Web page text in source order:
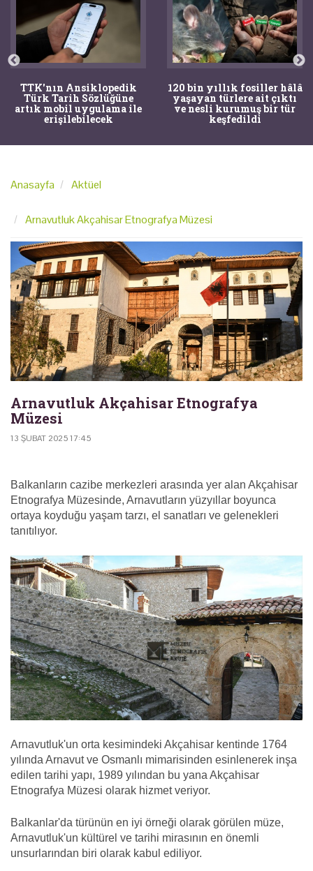
TTK'nın Ansiklopedik
Türk Tarih Sözlüğüne
artık mobil uygulama ile
erişilebilecek
120 bin yıllık fosiller hâlâ
yaşayan türlere ait çıktı
ve nesli kurumuş bir tür
keşfedildi
Anasayfa Aktüel
Arnavutluk Akçahisar Etnografya Müzesi
Arnavutluk Akçahisar Etnografya
Müzesi
13 ŞUBAT 2025 17:45
Balkanların cazibe merkezleri arasında yer alan Akçahisar
Etnografya Müzesinde, Arnavutların yüzyıllar boyunca
ortaya koyduğu yaşam tarzı, el sanatları ve gelenekleri
tanıtılıyor.
Arnavutluk'un orta kesimindeki Akçahisar kentinde 1764
yılında Arnavut ve Osmanlı mimarisinden esinlenerek inşa
edilen tarihi yapı, 1989 yılından bu yana Akçahisar
Etnografya Müzesi olarak hizmet veriyor.
Balkanlar'da türünün en iyi örneği olarak görülen müze,
Arnavutluk'un kültürel ve tarihi mirasının en önemli
unsurlarından biri olarak kabul ediliyor.